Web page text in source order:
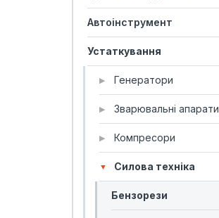
Автоінструмент
Устаткування
▶ Генератори
▶ Зварювальні апарати
▶ Компресори
▼ Силова техніка
Бензорези